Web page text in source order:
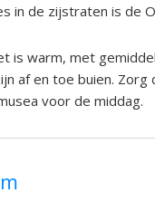
in de zijstraten is de
is warm, met
af en toe buien. Zorg
voor de middag.